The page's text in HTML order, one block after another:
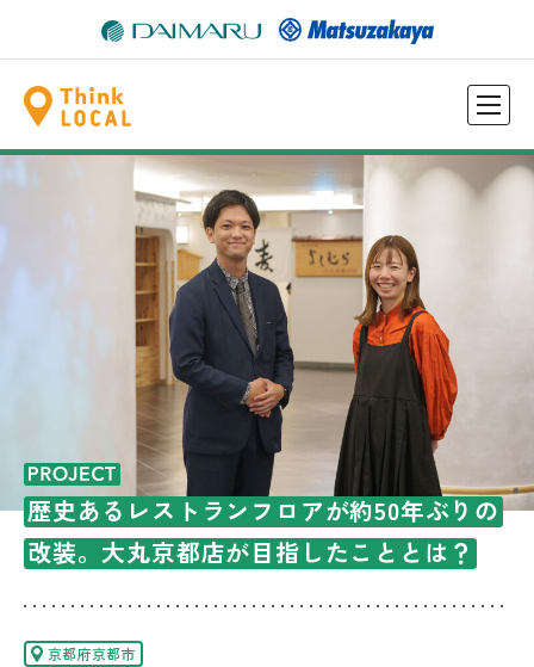
歴史あるレストランフロアが約50年ぶりの
改装。大丸京都店が目指したこととは？
京都府京都市